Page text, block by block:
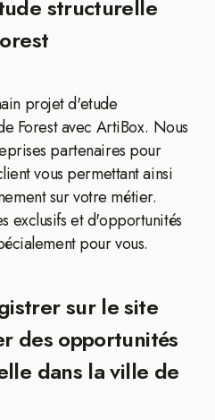
structurelle
projet d'etude
Forest avec ArtiBox. Nous
partenaires pour
vous permettant ainsi
sur votre métier.
exclusifs et d'opportunités
pour vous.
sur le site
des opportunités
dans la ville de